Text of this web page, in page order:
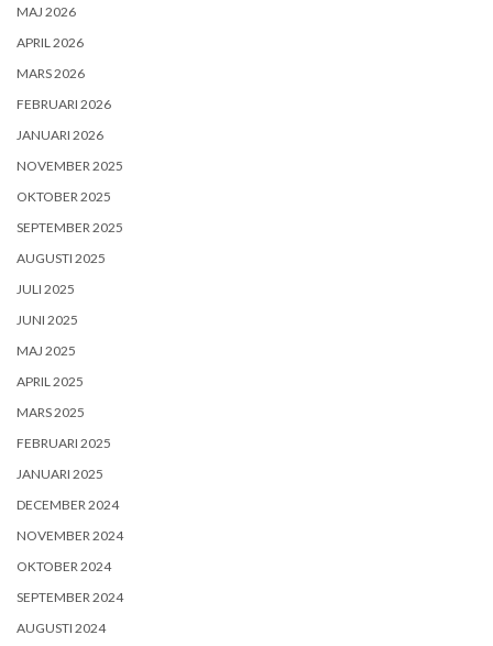
MAJ 2026
APRIL 2026
MARS 2026
FEBRUARI 2026
JANUARI 2026
NOVEMBER 2025
OKTOBER 2025
SEPTEMBER 2025
AUGUSTI 2025
JULI 2025
JUNI 2025
MAJ 2025
APRIL 2025
MARS 2025
FEBRUARI 2025
JANUARI 2025
DECEMBER 2024
NOVEMBER 2024
OKTOBER 2024
SEPTEMBER 2024
AUGUSTI 2024